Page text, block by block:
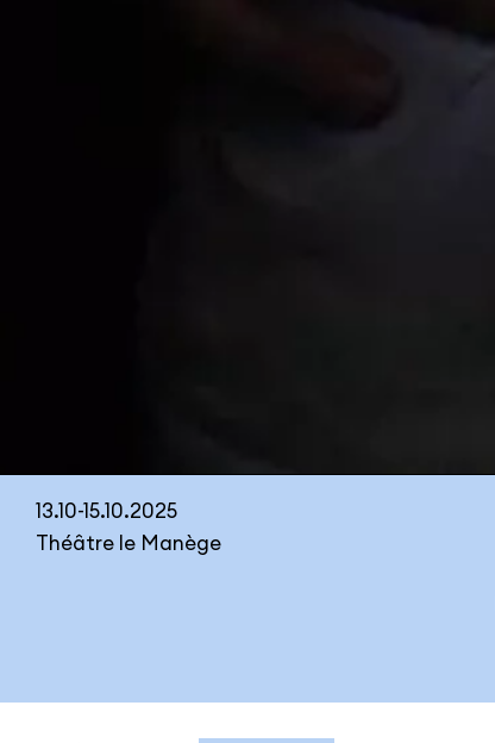
13.10-15.10.2025
Théâtre le Manège